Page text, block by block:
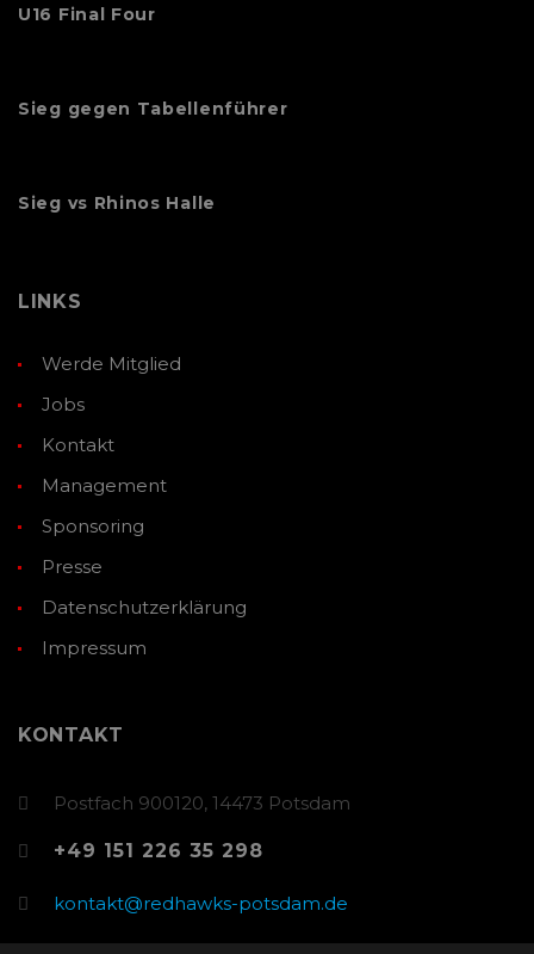
U16 Final Four
Sieg gegen Tabellenführer
Sieg vs Rhinos Halle
LINKS
Werde Mitglied
Jobs
Kontakt
Management
Sponsoring
Presse
Datenschutzerklärung
Impressum
KONTAKT
Postfach 900120, 14473 Potsdam
+49 151 226 35 298
kontakt@redhawks-potsdam.de